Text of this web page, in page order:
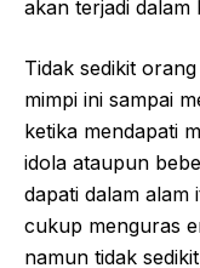
akan terjadi dalam
Tidak sedikit
mimpi ini sampai
ketika mendapati
idola ataupun
dapati dalam alam
cukup menguras
namun tidak